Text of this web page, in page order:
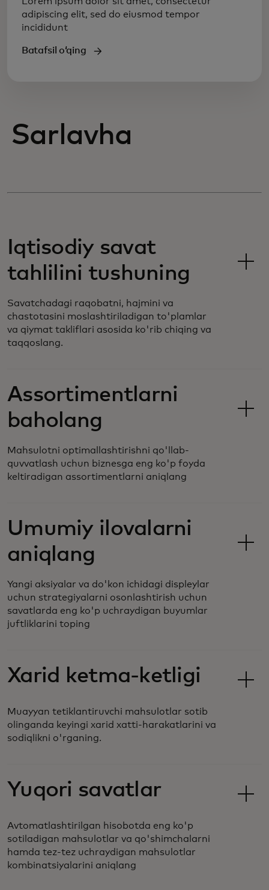
adipiscing elit, sed do eiusmod tempor
incididunt
Batafsil oʻqing
Sarlavha
Iqtisodiy savat
tahlilini tushuning
Savatchadagi raqobatni, hajmini va
chastotasini moslashtiriladigan to'plamlar
va qiymat takliflari asosida ko'rib chiqing va
taqqoslang.
Assortimentlarni
baholang
Mahsulotni optimallashtirishni qo'llab-
quvvatlash uchun biznesga eng ko'p foyda
keltiradigan assortimentlarni aniqlang
Umumiy ilovalarni
aniqlang
Yangi aksiyalar va do'kon ichidagi displeylar
uchun strategiyalarni osonlashtirish uchun
savatlarda eng ko'p uchraydigan buyumlar
juftliklarini toping
Xarid ketma-ketligi
Muayyan tetiklantiruvchi mahsulotlar sotib
olinganda keyingi xarid xatti-harakatlarini va
sodiqlikni o'rganing.
Yuqori savatlar
Avtomatlashtirilgan hisobotda eng ko'p
sotiladigan mahsulotlar va qo'shimchalarni
hamda tez-tez uchraydigan mahsulotlar
kombinatsiyalarini aniqlang